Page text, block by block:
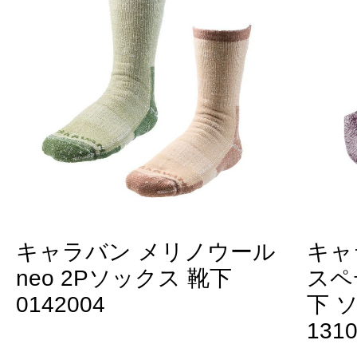
キャラバン メリノウール
neo 2Pソックス 靴下
0142004
キ
ス
下